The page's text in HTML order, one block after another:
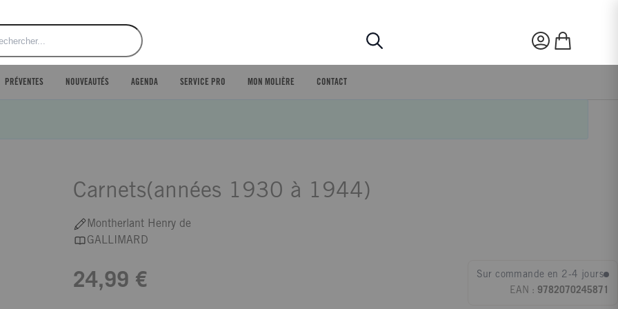
Rechercher
Mon compte
Mon panier
PRÉVENTES NOUVEAUTÉS AGENDA SERVICE PRO MON MOLIÈRE CONTACT
Carnets(années 1930 à 1944)
Montherlant Henry de
GALLIMARD
24,99 €
Sur commande en 2-4 jours
EAN : 9782070245871